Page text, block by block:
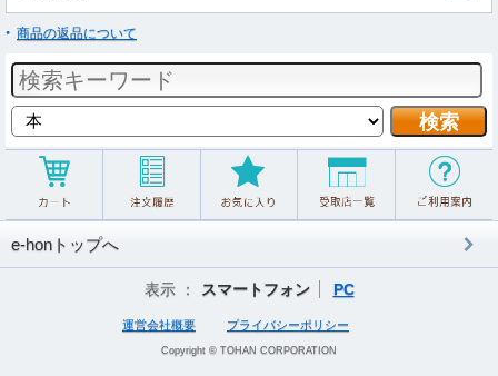
商品の返品について
e-honトップへ
表示 ： スマートフォン PC
運営会社概要 プライバシーポリシー
Copyright © TOHAN CORPORATION